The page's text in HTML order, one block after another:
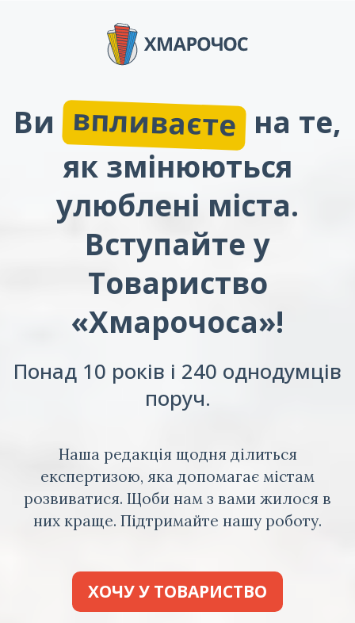
Ви впливаєте на те,
як змінюються
улюблені міста.
Вступайте у
Товариство
«Хмарочоса»!
Понад 10 років і 240 однодумців
поруч.
Наша редакція щодня ділиться
експертизою, яка допомагає містам
розвиватися. Щоби нам з вами жилося в
них краще. Підтримайте нашу роботу.
ХОЧУ У ТОВАРИСТВО